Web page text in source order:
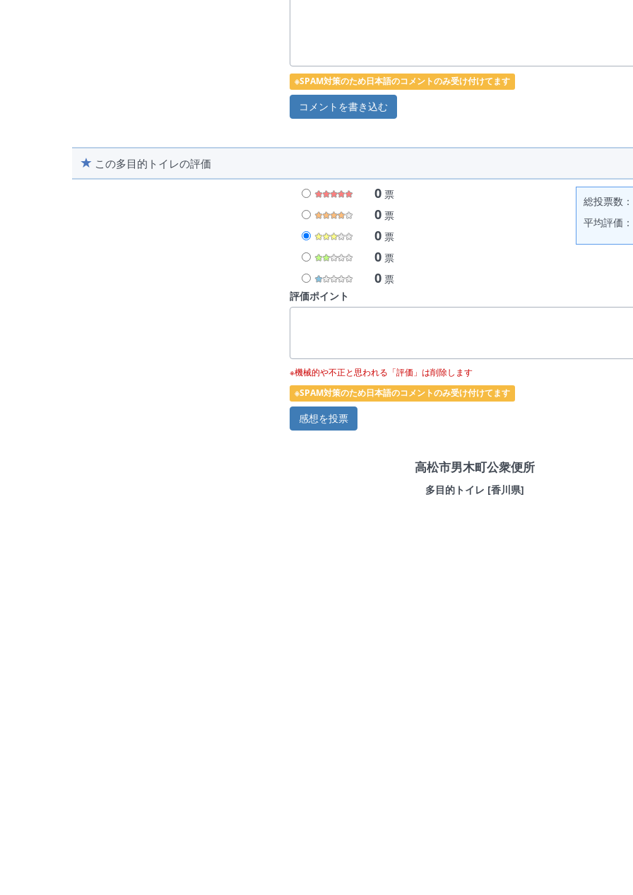
※SPAM対策のため日本語のコメントのみ受け付けてます
この多目的トイレの評価
0票
0票
0票
0票
0票
総投票数
平均評価
評価ポイント
※機械的や不正と思われる「評価」は削除します
※SPAM対策のため日本語のコメントのみ受け付けてます
高松市男木町公衆便所
多目的トイレ [香川県]